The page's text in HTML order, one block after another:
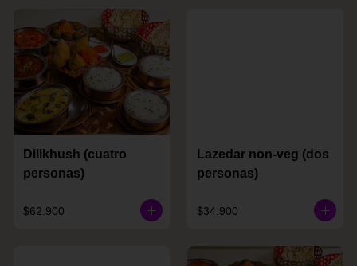
Dilikhush (cuatro
personas)
$62.900
Lazedar non-veg (dos
personas)
$34.900